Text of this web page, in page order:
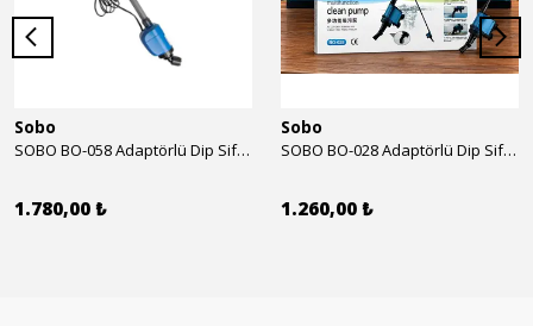
Sobo
SOBO BO-058 Adaptörlü Dip Sifonu 2000 Lth 32 W
1.780,00 ₺
Sobo
SOBO BO-028 Adaptörlü Dip Sifonu 1700 Lth 28 W
1.260,00 ₺